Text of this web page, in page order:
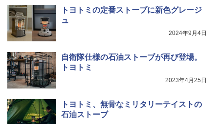
トヨトミの定番ストーブに新色グレージ
ュ
2024年9月4日
自衛隊仕様の石油ストーブが再び登場。
トヨトミ
2023年4月25日
トヨトミ、無骨なミリタリーテイストの
石油ストーブ